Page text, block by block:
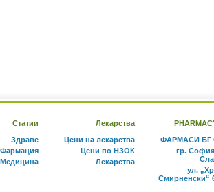
Статии
Здраве
Фармация
Медицина
Лекарства
Цени на лекарства
Цени по НЗОК
Лекарства
ФАРМАСИ БГ
гр.
ул.
Смирненски“